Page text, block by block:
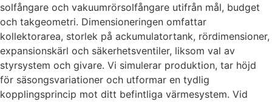
solfångare och vakuumrörsolfångare utifrån mål, budget
och takgeometri. Dimensioneringen omfattar
kollektorarea, storlek på ackumulatortank, rördimensioner,
expansionskärl och säkerhetsventiler, liksom val av
styrsystem och givare. Vi simulerar produktion, tar höjd
för säsongsvariationer och utformar en tydlig
kopplingsprincip mot ditt befintliga värmesystem. Vid